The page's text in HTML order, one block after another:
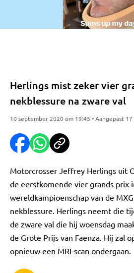
Herlings mist zeker vier
nekblessure na zware val
10 september 2020 om 19:45 • Aangepast
Motorcrosser Jeffrey Herlings uit
de eerstkomende vier grands prix
wereldkampioenschap van de
nekblessure. Herlings neemt die
de zware val die hij woensdag
de Grote Prijs van Faenza. Hij zal
opnieuw een MRI-scan ondergaan.